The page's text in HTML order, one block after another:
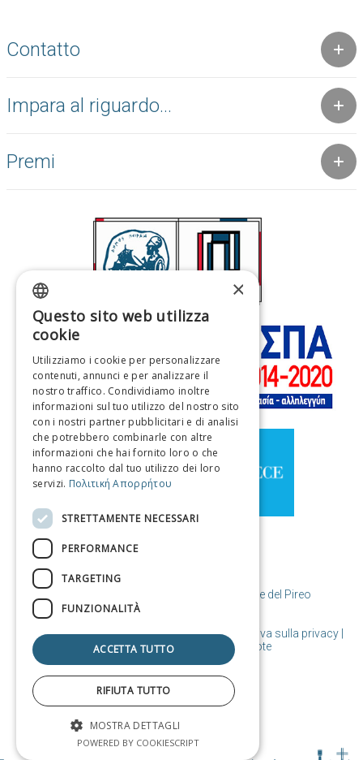
Contatto
Impara al riguardo...
Premi
© Copyright Destinazione Pireo / Comune del Pireo
Condizioni d'uso | Politica sui cookie | Informativa sulla privacy
Progettato e realizzato da Cosmote
GREEK
FRENCH
ITALIAN
GERMAN
SPANISH
CHINESE (SIMPLIFIED)
CHINESE
×
Questo sito web utilizza
cookie
Utilizziamo i cookie per personalizzare
contenuti, annunci e per analizzare il
nostro traffico. Condividiamo inoltre
informazioni sul tuo utilizzo del nostro sito
con i nostri partner pubblicitari e di analisi
che potrebbero combinarle con altre
informazioni che hai fornito loro o che
hanno raccolto dal tuo utilizzo dei loro
servizi. Πολιτική Απορρήτου
STRETTAMENTE NECESSARI
PERFORMANCE
TARGETING
FUNZIONALITÀ
ACCETTA TUTTO
RIFIUTA TUTTO
MOSTRA DETTAGLI
POWERED BY COOKIESCRIPT